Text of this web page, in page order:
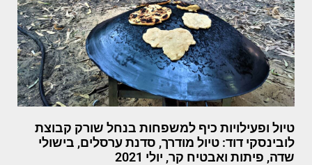
טיול ופעילויות כיף למשפחות בנחל שורק קבוצת
לובינסקי דוד: טיול מודרך, סדנת ערסלים, בישולי
שדה, פיתות ואבטיח קר, יולי 2021